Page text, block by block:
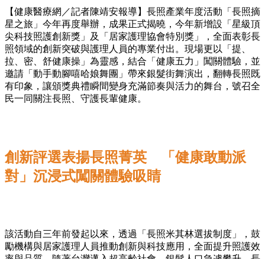
【健康醫療網／記者陳靖安報導】長照產業年度活動「長照摘
星之旅」今年再度舉辦，成果正式揭曉，今年新增設「星級頂
尖科技照護創新獎」及「居家護理協會特別獎」，全面表彰長
照領域的創新突破與護理人員的專業付出。現場更以「提、
拉、密、舒健康操」為靈感，結合「健康五力」闖關體驗，並
邀請「動手動腳嘻哈娘舞團」帶來銀髮街舞演出，翻轉長照既
有印象，讓頒獎典禮瞬間變身充滿節奏與活力的舞台，號召全
民一同關注長照、守護長輩健康。
創新評選表揚長照菁英 「健康敢動派
對」沉浸式闖關體驗吸睛
該活動自三年前發起以來，透過「長照米其林選拔制度」，鼓
勵機構與居家護理人員推動創新與科技應用，全面提升照護效